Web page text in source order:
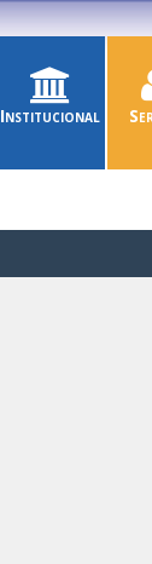
Institucional